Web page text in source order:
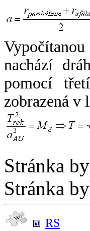
nachází
pomocí
zobrazená v
Stránka
Stránka
RS